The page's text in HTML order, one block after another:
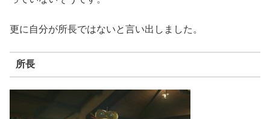
更に自分が所長ではないと言い出しました。
所長